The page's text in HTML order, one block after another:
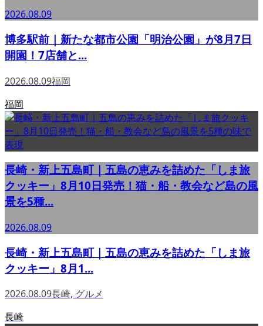
2026.08.09
博多駅前｜新たな都市公園「明治公園」が8月7日
開園！7店舗と...
2026.08.09福岡
福岡
長崎・新上五島町｜五島の恵みを詰めた「しま旅
クッキー」8月10日発売！猫・船・教会など島の風
景を5種...
2026.08.09
長崎・新上五島町｜五島の恵みを詰めた「しま旅
クッキー」8月1...
2026.08.09長崎, グルメ
長崎